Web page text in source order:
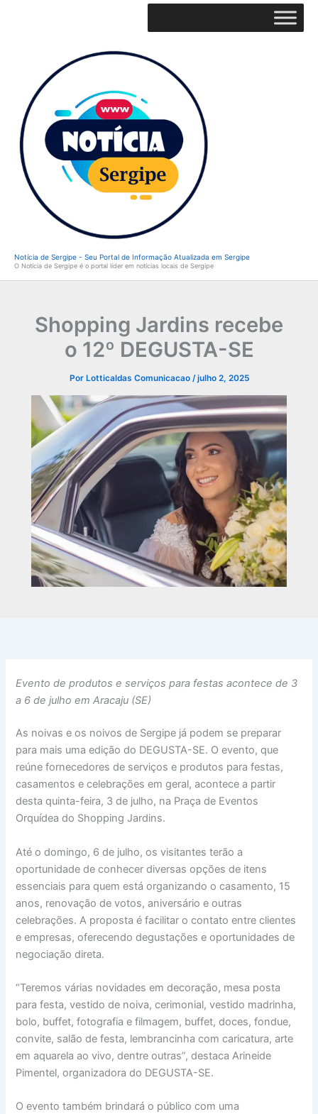
Notícia de Sergipe - Seu Portal de Informação Atualizada em Sergipe
O Notícia de Sergipe é o portal líder em notícias locais de Sergipe
Shopping Jardins recebe
o 12º DEGUSTA-SE
Por Lotticaldas Comunicacao /julho 2, 2025
Evento de produtos e serviços para festas acontece de 3
a 6 de julho em Aracaju (SE)
As noivas e os noivos de Sergipe já podem se preparar
para mais uma edição do DEGUSTA-SE. O evento, que
reúne fornecedores de serviços e produtos para festas,
casamentos e celebrações em geral, acontece a partir
desta quinta-feira, 3 de julho, na Praça de Eventos
Orquídea do Shopping Jardins.
Até o domingo, 6 de julho, os visitantes terão a
oportunidade de conhecer diversas opções de itens
essenciais para quem está organizando o casamento, 15
anos, renovação de votos, aniversário e outras
celebrações. A proposta é facilitar o contato entre clientes
e empresas, oferecendo degustações e oportunidades de
negociação direta.
“Teremos várias novidades em decoração, mesa posta
para festa, vestido de noiva, cerimonial, vestido madrinha,
bolo, buffet, fotografia e filmagem, buffet, doces, fondue,
convite, salão de festa, lembrancinha com caricatura, arte
em aquarela ao vivo, dentre outras”, destaca Arineide
Pimentel, organizadora do DEGUSTA-SE.
O evento também brindará o público com uma